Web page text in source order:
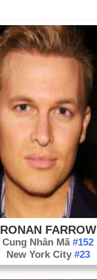
RONAN FARROW
Cung Nhân Mã #152
New York City #23